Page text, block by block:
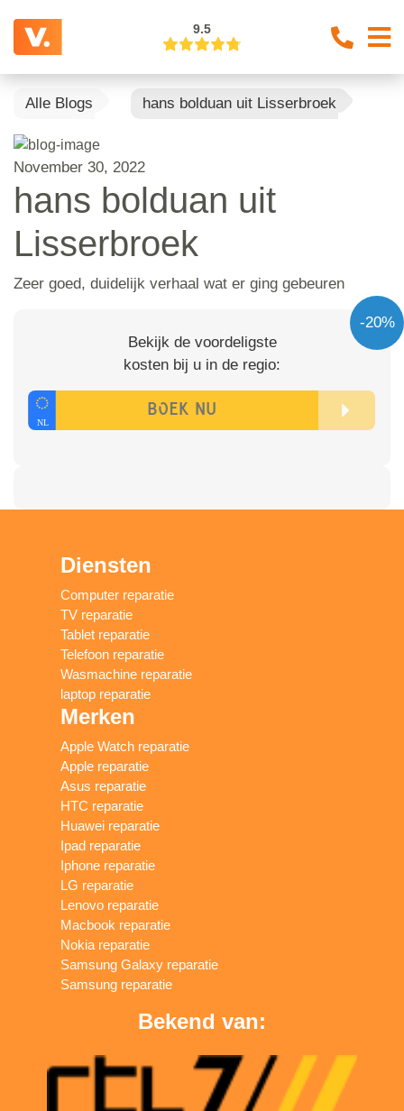
9.5
Alle Blogs hans bolduan uit Lisserbroek
November 30, 2022
hans bolduan uit
Lisserbroek
Zeer goed, duidelijk verhaal wat er ging gebeuren
-20%
Bekijk de voordeligste
kosten bij u in de regio:
Diensten
Computer reparatie
TV reparatie
Tablet reparatie
Telefoon reparatie
Wasmachine reparatie
laptop reparatie
Merken
Apple Watch reparatie
Apple reparatie
Asus reparatie
HTC reparatie
Huawei reparatie
Ipad reparatie
Iphone reparatie
LG reparatie
Lenovo reparatie
Macbook reparatie
Nokia reparatie
Samsung Galaxy reparatie
Samsung reparatie
Bekend van: